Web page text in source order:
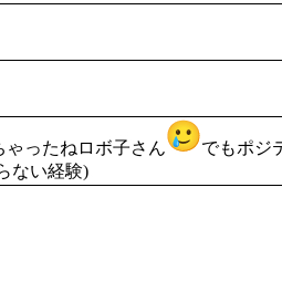
ゃったねロボ子さん
でもポジ
ない経験)